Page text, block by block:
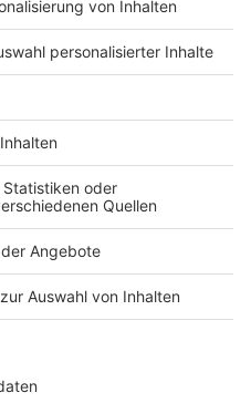
Kontakt
Studio-Hotline
Verkehrs-Hotline
Newsletter